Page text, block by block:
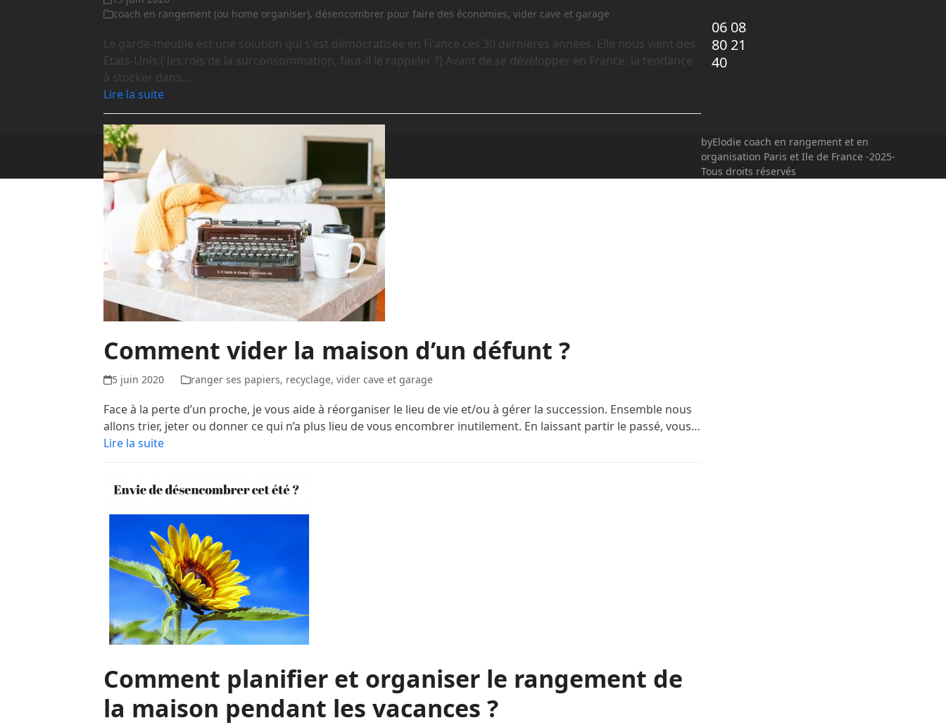
coach en rangement (ou home organiser), désencombrer pour faire des économies,vider cave et garage
Le garde-meuble est une solution qui s'est démocratisée en France ces 30 dernières années. Elle nous vient des
Etats-Unis ( les rois de la surconsommation, faut-il le rappeler ?) Avant de se développer en France, la tendance
à stocker dans…
Lire la suite
Comment vider la maison d’un défunt ?
5 juin 2020 ranger ses papiers, recyclage,vider cave et garage
Face à la perte d’un proche, je vous aide à réorganiser le lieu de vie et/ou à gérer la succession. Ensemble nous
allons trier, jeter ou donner ce qui n’a plus lieu de vous encombrer inutilement. En laissant partir le passé, vous…
Lire la suite
Comment planifier et organiser le rangement de
la maison pendant les vacances ?
06 08
80 21
40
byElodie coach en rangement et en
organisation Paris et Ile de France -2025-
Tous droits réservés